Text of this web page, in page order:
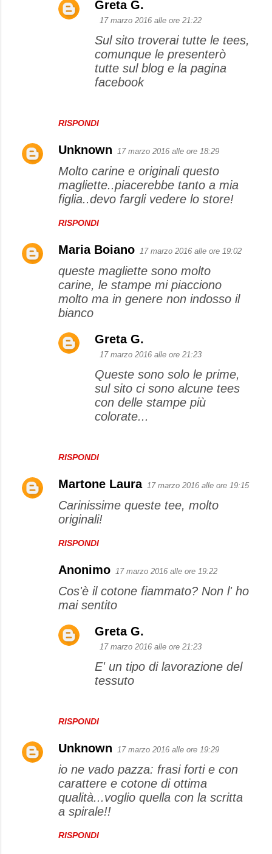
RISPONDI
Greta G.
17 marzo 2016 alle ore 21:22
Sul sito troverai tutte le tees,
comunque le presenterò
tutte sul blog e la pagina
facebook
Unknown 17 marzo 2016 alle ore 18:29
Molto carine e originali questo
magliette..piacerebbe tanto a mia
figlia..devo fargli vedere lo store!
RISPONDI
Maria Boiano 17 marzo 2016 alle ore 19:02
queste magliette sono molto
carine, le stampe mi piacciono
molto ma in genere non indosso il
bianco
RISPONDI
Greta G.
17 marzo 2016 alle ore 21:23
Queste sono solo le prime,
sul sito ci sono alcune tees
con delle stampe più
colorate...
Martone Laura 17 marzo 2016 alle ore 19:15
Carinissime queste tee, molto
originali!
RISPONDI
Anonimo 17 marzo 2016 alle ore 19:22
Cos'è il cotone fiammato? Non l' ho
mai sentito
RISPONDI
Greta G.
17 marzo 2016 alle ore 21:23
E' un tipo di lavorazione del
tessuto
Unknown 17 marzo 2016 alle ore 19:29
io ne vado pazza: frasi forti e con
carattere e cotone di ottima
qualità...voglio quella con la scritta
a spirale!!
RISPONDI